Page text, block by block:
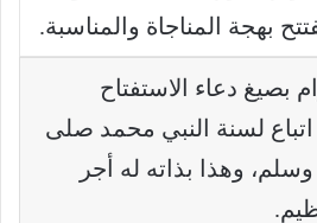
بهجة المناجاة والمناسبة.
بصيغ دعاء الاستفتاح
اتباع لسنة النبي محمد صلى
وسلم، وهذا بذاته له أجر